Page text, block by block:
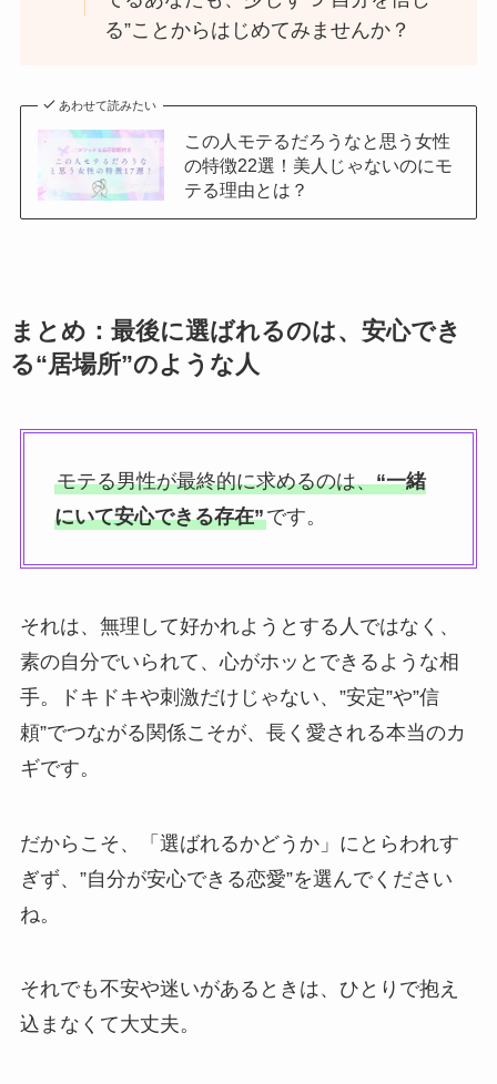
る”ことからはじめてみませんか？
あわせて読みたい
この人モテるだろうなと思う女性
の特徴22選！美人じゃないのにモ
テる理由とは？
まとめ：最後に選ばれるのは、安心でき
る“居場所”のような人
モテる男性が最終的に求めるのは、“一緒
にいて安心できる存在”です。
それは、無理して好かれようとする人ではなく、
素の自分でいられて、心がホッとできるような相
手。ドキドキや刺激だけじゃない、”安定”や”信
頼”でつながる関係こそが、長く愛される本当のカ
ギです。
だからこそ、「選ばれるかどうか」にとらわれす
ぎず、”自分が安心できる恋愛”を選んでください
ね。
それでも不安や迷いがあるときは、ひとりで抱え
込まなくて大丈夫。